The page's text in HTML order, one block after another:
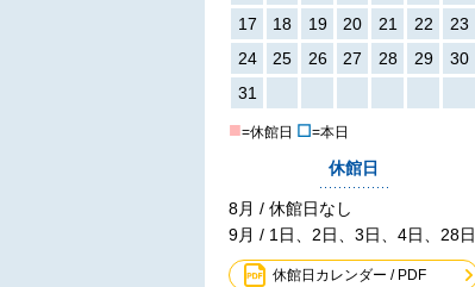
17
18 19 20 21 22
23
24
25 26 27 28 29
30
31
■=休館日 ☐=本日
休館日
8月 / 休館日なし
9月 / 1日、2日、3日、4日、28日
休館日カレンダー / PDF